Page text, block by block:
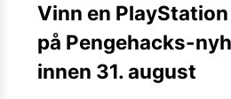
Vinn en
på Pengehacks-
innen 31. august